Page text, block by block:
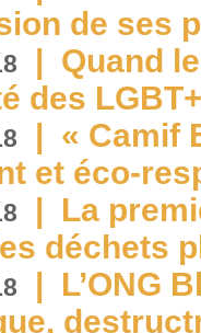
de ses
| Quand
des LGBT+
| « Camif
et éco-
| La
déchets
| L’ONG